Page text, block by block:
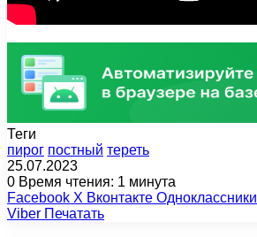
Теги
пирог постный тереть
25.07.2023
0 Время чтения: 1 минута
Facebook X Вконтакте Одноклассники
Viber Печатать